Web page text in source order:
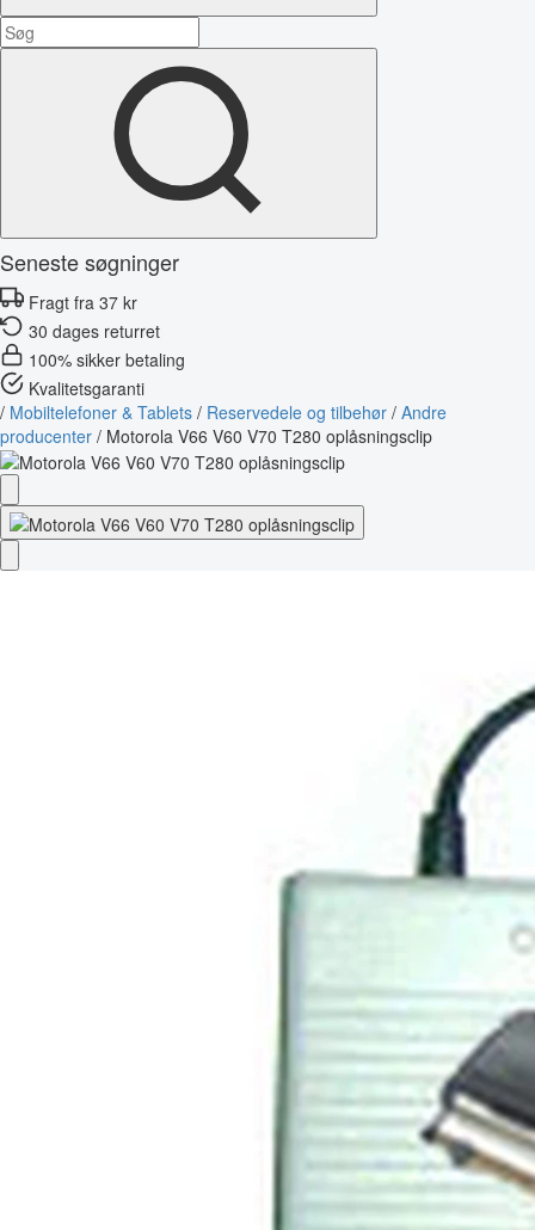
Seneste søgninger
Fragt fra 37 kr
30 dages returret
100% sikker betaling
Kvalitetsgaranti
/ Mobiltelefoner & Tablets / Reservedele og tilbehør / Andre
producenter / Motorola V66 V60 V70 T280 oplåsningsclip